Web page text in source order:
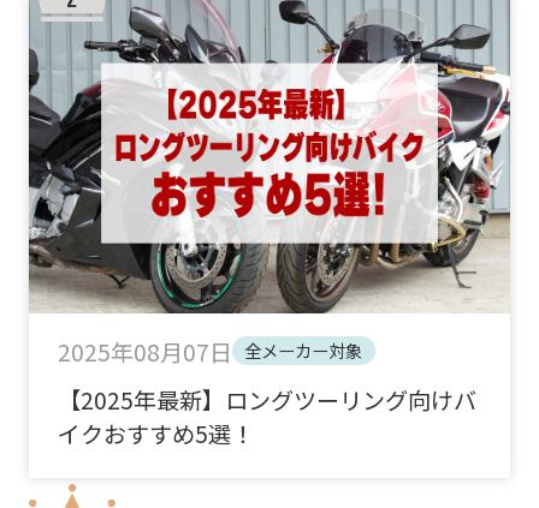
2025年08月07日 全メーカー対象
【2025年最新】ロングツーリング向けバ
イクおすすめ5選！